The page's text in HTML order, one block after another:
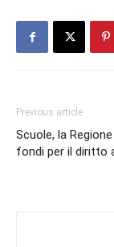
Previous article
Scuole, la
fondi per il diritto